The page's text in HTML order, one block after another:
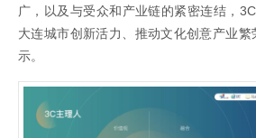
广，以及与受众和产业链的紧密连结，
大连城市创新活力、推动文化创意产业繁
示。